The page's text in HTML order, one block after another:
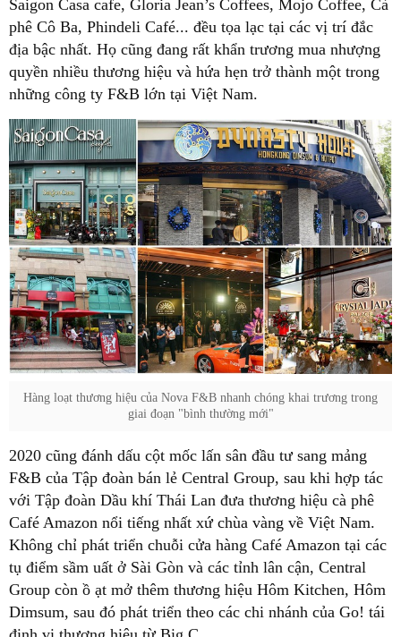
Saigon Casa cafe, Gloria Jean’s Coffees, Mojo Coffee, Cà
phê Cô Ba, Phindeli Café... đều tọa lạc tại các vị trí đắc
địa bậc nhất. Họ cũng đang rất khẩn trương mua nhượng
quyền nhiều thương hiệu và hứa hẹn trở thành một trong
những công ty F&B lớn tại Việt Nam.
Hàng loạt thương hiệu của Nova F&B nhanh chóng khai trương trong
giai đoạn "bình thường mới"
2020 cũng đánh dấu cột mốc lấn sân đầu tư sang mảng
F&B của Tập đoàn bán lẻ Central Group, sau khi hợp tác
với Tập đoàn Dầu khí Thái Lan đưa thương hiệu cà phê
Café Amazon nổi tiếng nhất xứ chùa vàng về Việt Nam.
Không chỉ phát triển chuỗi cửa hàng Café Amazon tại các
tụ điểm sầm uất ở Sài Gòn và các tỉnh lân cận, Central
Group còn ồ ạt mở thêm thương hiệu Hôm Kitchen, Hôm
Dimsum, sau đó phát triển theo các chi nhánh của Go! tái